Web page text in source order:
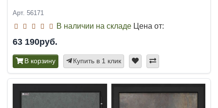
Арт. 56171
В наличии на складе Цена от:
63 190руб.
В корзину Купить в 1 клик